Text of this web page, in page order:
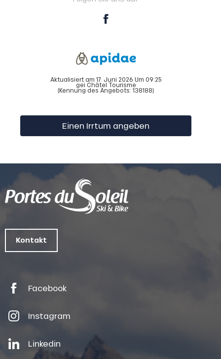
Aktualisiert am 17. Juni 2026 Um 09:25
gei Châtel Tourisme
(Kennung des Angebots: 138188)
Einen Irrtum angeben
Kontakt
Facebook
Instagram
Linkedin